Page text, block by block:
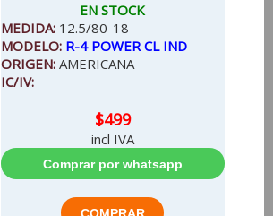
EN STOCK
MEDIDA: 12.5/80-18
MODELO: R-4 POWER CL IND
ORIGEN: AMERICANA
IC/IV:
$499
incl IVA